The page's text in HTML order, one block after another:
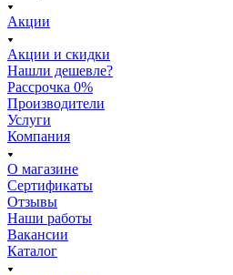
Акции
Акции и скидки
Нашли дешевле?
Рассрочка 0%
Производители
Услуги
Компания
О магазине
Сертификаты
Отзывы
Наши работы
Вакансии
Каталог